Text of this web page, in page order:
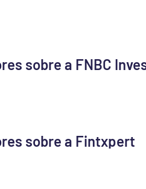
sobre a FNBC
sobre a Fintxpert